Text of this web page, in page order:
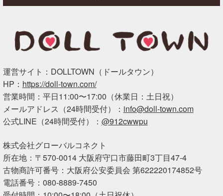
運営サイト：DOLLTOWN（ドールタウン）
HP： https://doll-town.com/
営業時間：平日11:00〜17:00（休業日：土日祝）
メールアドレス（24時間受付）： info@doll-town.com
公式LINE（24時間受付）： @912cwwpu
株式会社グローバルコネクト
所在地：〒570-0014 大阪府守口市藤田町3丁目47-4
古物商許可番号：大阪府公安委員会 第622220174852号
電話番号：080-8889-7450